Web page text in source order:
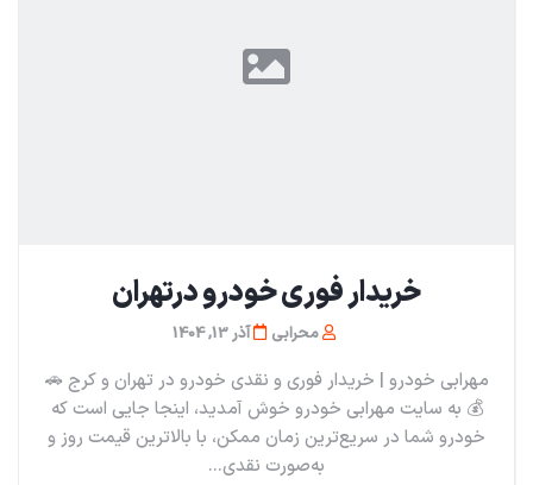
خریدار فوری خودرو در‌تهران
محرابی آذر 13, 1404
مهرابی خودرو | خریدار فوری و نقدی خودرو در تهران و کرج 🚗
💰 به سایت مهرابی خودرو خوش آمدید، اینجا جایی است که
خودرو شما در سریع‌ترین زمان ممکن، با بالاترین قیمت روز و
به‌صورت نقدی...